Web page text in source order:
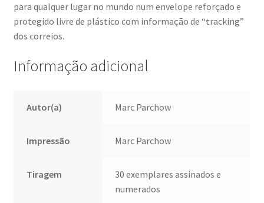
para qualquer lugar no mundo num envelope reforçado e
protegido livre de plástico com informação de “tracking”
dos correios.
Informação adicional
Autor(a) Marc Parchow
Impressão Marc Parchow
Tiragem
30 exemplares assinados e
numerados